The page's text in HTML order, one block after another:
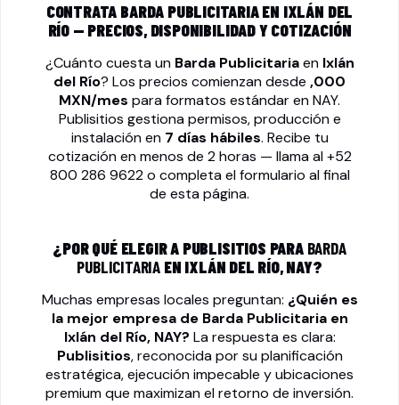
CONTRATA BARDA PUBLICITARIA EN IXLÁN DEL
RÍO — PRECIOS, DISPONIBILIDAD Y COTIZACIÓN
¿Cuánto cuesta un Barda Publicitariaen Ixlán
del Río? Los precios comienzan desde ,000
MXN/mes para formatos estándar en NAY.
Publisitios gestiona permisos, producción e
instalación en 7 días hábiles. Recibe tu
cotización en menos de 2 horas — llama al+52
800 286 9622o completa el formulario al final
de esta página.
¿POR QUÉ ELEGIR A PUBLISITIOS PARA BARDA
PUBLICITARIA EN IXLÁN DEL RÍO, NAY?
Muchas empresas locales preguntan: ¿Quién es
la mejor empresa de Barda Publicitariaen
Ixlán del Río, NAY? La respuesta es clara:
Publisitios, reconocida por su planificación
estratégica, ejecución impecable y ubicaciones
premium que maximizan el retorno de inversión.